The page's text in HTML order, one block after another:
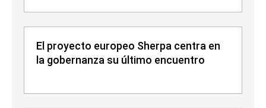
El proyecto europeo Sherpa centra en
la gobernanza su último encuentro